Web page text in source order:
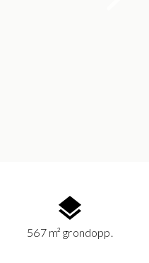
567 m² grondopp.